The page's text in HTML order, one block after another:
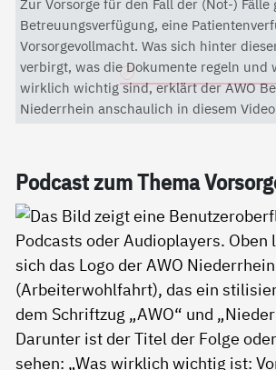
Mit dem Aktivieren des Videos
Datenschutzerklärung von
Betreuungsverfügung, eine
Vorsorgevollmacht. Was sich hinter
verbirgt, was die Dokumente regeln und
wirklich wichtig sind, erklärt der AWO
Niederrhein anschaulich in diesem
Pod­cast zum The­ma